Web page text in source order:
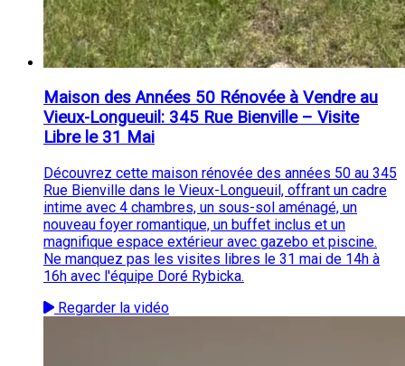
Maison des Années 50 Rénovée à Vendre au
Vieux-Longueuil: 345 Rue Bienville – Visite
Libre le 31 Mai
Découvrez cette maison rénovée des années 50 au 345
Rue Bienville dans le Vieux-Longueuil, offrant un cadre
intime avec 4 chambres, un sous-sol aménagé, un
nouveau foyer romantique, un buffet inclus et un
magnifique espace extérieur avec gazebo et piscine.
Ne manquez pas les visites libres le 31 mai de 14h à
16h avec l'équipe Doré Rybicka.
Regarder la vidéo